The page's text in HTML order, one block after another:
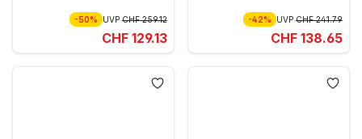
-50% UVP CHF 259.12
CHF 129.13
-42% UVPCHF 241.79
CHF 138.65